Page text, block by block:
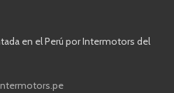
en el Perú por Intermotors del